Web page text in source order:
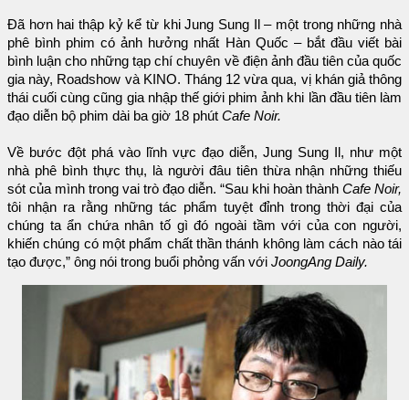
Đã hơn hai thập kỷ kể từ khi Jung Sung Il – một trong những nhà
phê bình phim có ảnh hưởng nhất Hàn Quốc – bắt đầu viết bài
bình luận cho những tạp chí chuyên về điện ảnh đầu tiên của quốc
gia này, Roadshow và KINO. Tháng 12 vừa qua, vị khán giả thông
thái cuối cùng cũng gia nhập thế giới phim ảnh khi lần đầu tiên làm
đạo diễn bộ phim dài ba giờ 18 phút Cafe Noir.
Về bước đột phá vào lĩnh vực đạo diễn, Jung Sung Il, như một
nhà phê bình thực thụ, là người đâu tiên thừa nhận những thiếu
sót của mình trong vai trò đạo diễn. “Sau khi hoàn thành Cafe Noir,
tôi nhận ra rằng những tác phẩm tuyệt đỉnh trong thời đại của
chúng ta ẩn chứa nhân tố gì đó ngoài tầm với của con người,
khiến chúng có một phẩm chất thần thánh không làm cách nào tái
tạo được,” ông nói trong buổi phỏng vấn với JoongAng Daily.